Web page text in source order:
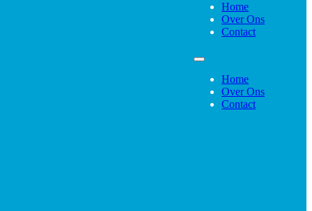
Home
Over Ons
Contact
Home
Over Ons
Contact